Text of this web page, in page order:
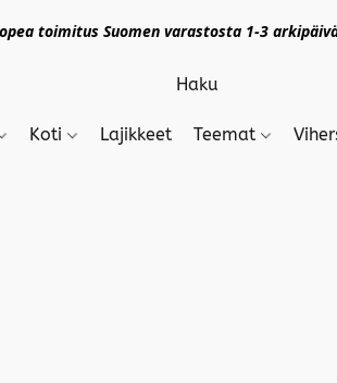
toimitus Suomen varastosta 1-3
Koti Lajikkeet Teemat